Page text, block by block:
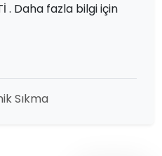
. Daha fazla bilgi için
Sıkma